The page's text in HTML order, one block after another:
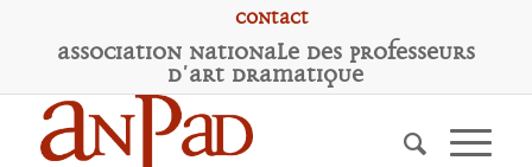
Contact
Association Nationale des Professeurs
d'Art Dramatique